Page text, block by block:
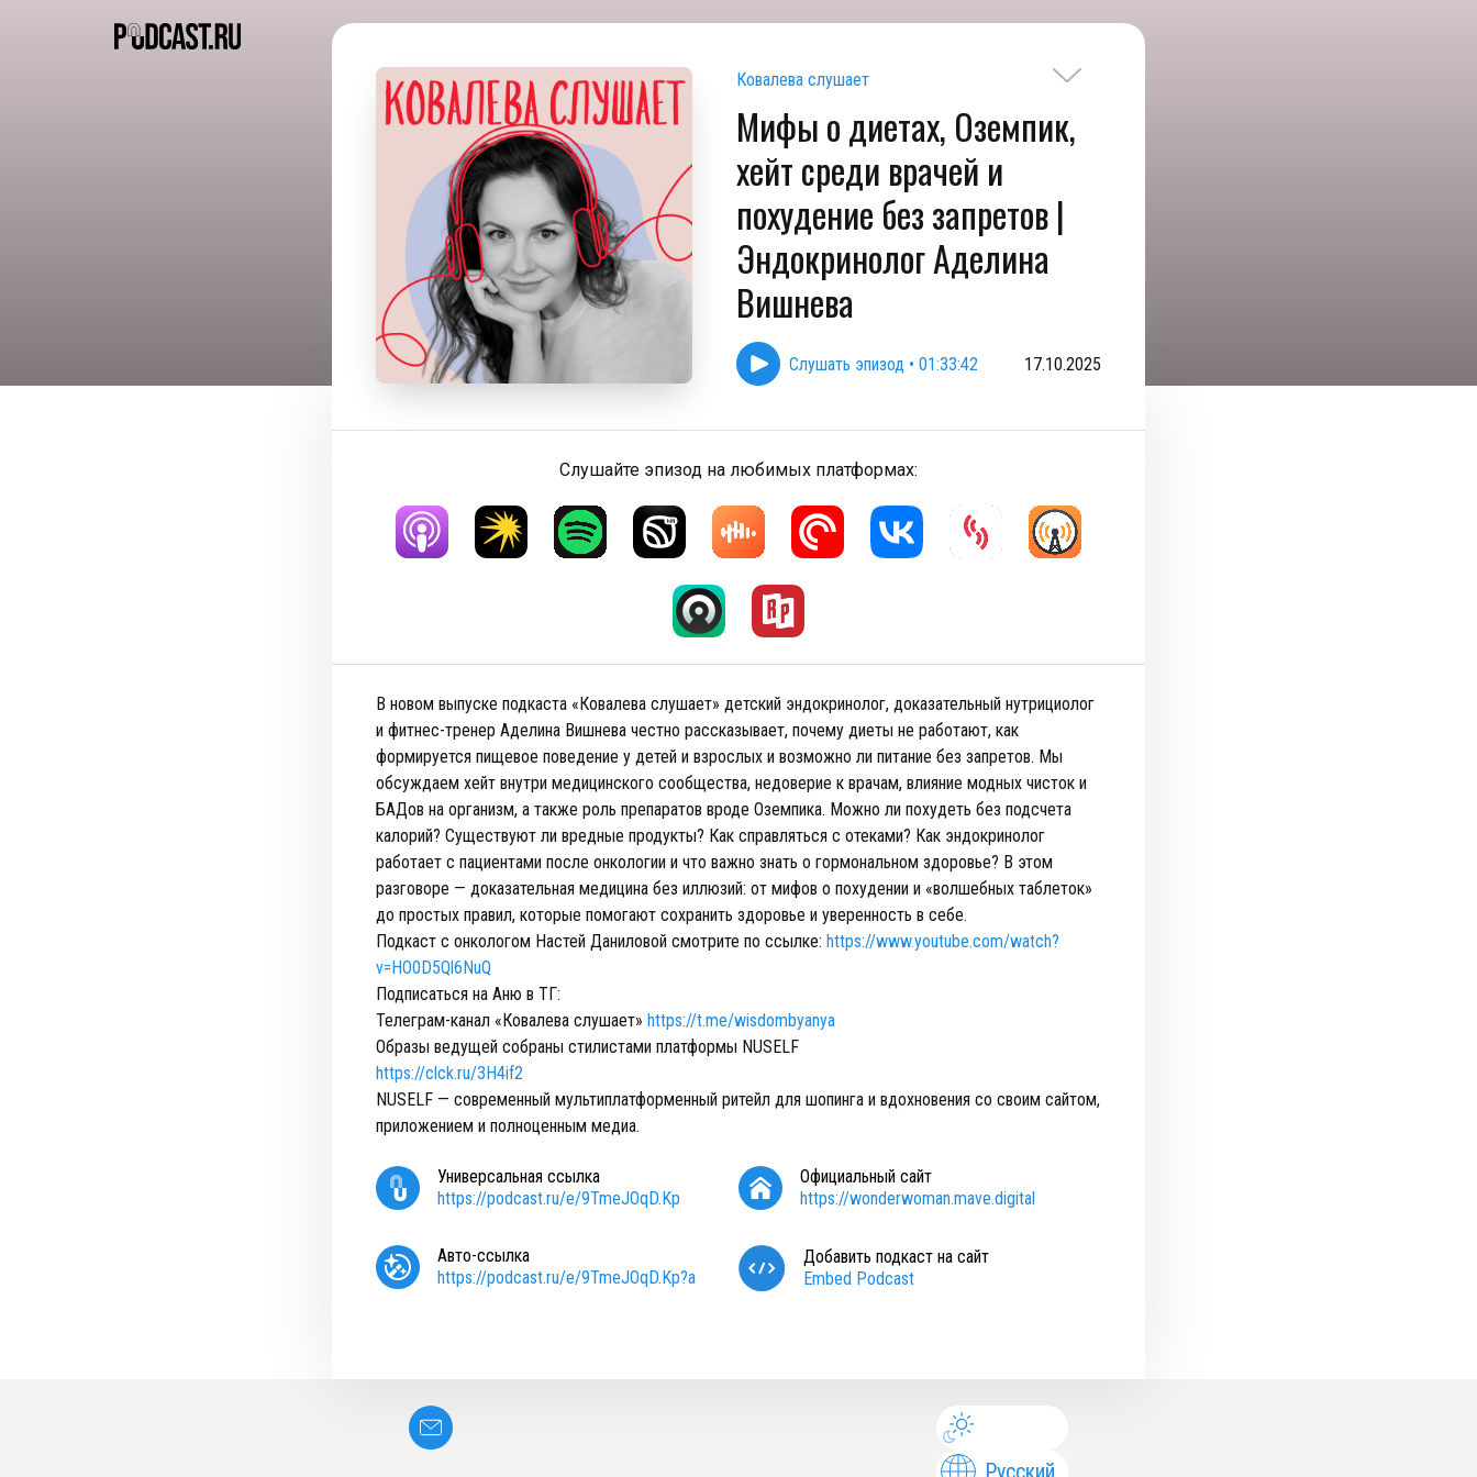
Ковалева слушает
Мифы о диетах, Оземпик,
хейт среди врачей и
похудение без запретов |
Эндокринолог Аделина
Вишнева
Слушать эпизод • 01:33:42 17.10.2025
Слушайте эпизод на любимых платформах:
В новом выпуске подкаста «Ковалева слушает» детский эндокринолог, доказательный нутрициолог
и фитнес-тренер Аделина Вишнева честно рассказывает, почему диеты не работают, как
формируется пищевое поведение у детей и взрослых и возможно ли питание без запретов. Мы
обсуждаем хейт внутри медицинского сообщества, недоверие к врачам, влияние модных чисток и
БАДов на организм, а также роль препаратов вроде Оземпика. Можно ли похудеть без подсчета
калорий? Существуют ли вредные продукты? Как справляться с отеками? Как эндокринолог
работает с пациентами после онкологии и что важно знать о гормональном здоровье? В этом
разговоре — доказательная медицина без иллюзий: от мифов о похудении и «волшебных таблеток»
до простых правил, которые помогают сохранить здоровье и уверенность в себе.
Подкаст с онкологом Настей Даниловой смотрите по ссылке: https://www.youtube.com/watch?
v=HO0D5Ql6NuQ
Подписаться на Аню в ТГ:
Телеграм-канал «Ковалева слушает» https://t.me/wisdombyanya
Образы ведущей собраны стилистами платформы NUSELF
https://clck.ru/3H4if2
NUSELF — современный мультиплатформенный ритейл для шопинга и вдохновения со своим сайтом,
приложением и полноценным медиа.
Универсальная ссылка
https://podcast.ru/e/9TmeJOqD.Kp
Официальный сайт
https://wonderwoman.mave.digital
Авто-ссылка
https://podcast.ru/e/9TmeJOqD.Kp?a
Добавить подкаст на сайт
Embed Podcast
Русский